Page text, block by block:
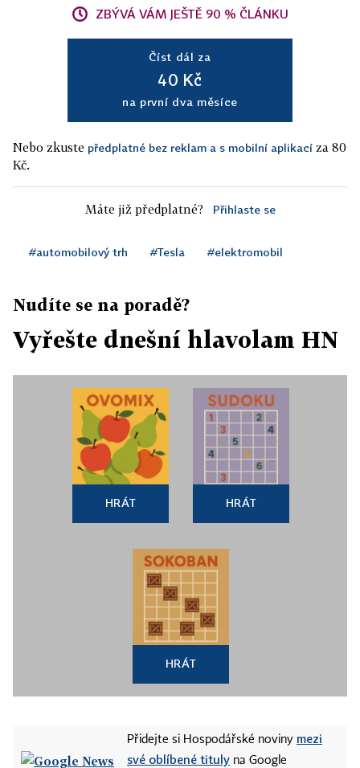
ZBÝVÁ VÁM JEŠTĚ 90 % ČLÁNKU
Číst dál za
40 Kč
na první dva měsíce
Nebo zkuste předplatné bez reklam a s mobilní aplikací za 80
Kč.
Máte již předplatné? Přihlaste se
#automobilový trh #Tesla #elektromobil
Nudíte se na poradě?
Vyřešte dnešní hlavolam HN
HRÁT HRÁT
HRÁT
Přidejte si Hospodářské noviny mezi
své oblíbené tituly na Google